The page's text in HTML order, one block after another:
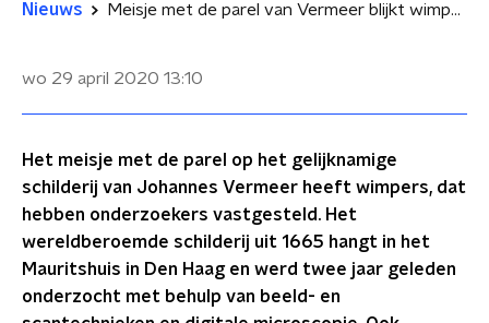
Nieuws Meisje met de parel van Vermeer blijkt wimpers te hebben
wo 29 april 2020 13:10
Het meisje met de parel op het gelijknamige
schilderij van Johannes Vermeer heeft wimpers, dat
hebben onderzoekers vastgesteld. Het
wereldberoemde schilderij uit 1665 hangt in het
Mauritshuis in Den Haag en werd twee jaar geleden
onderzocht met behulp van beeld- en